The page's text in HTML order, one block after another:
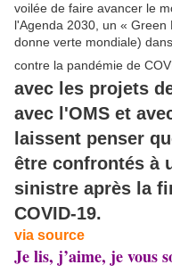
voilée de faire avancer le
l'Agenda 2030, un «
donne verte mondiale)
contre la pandémie de
avec les projets
avec l'OMS et
laissent penser
être confrontés à
sinistre après la
COVID-19.
via source
Je lis, j’aime, je vous